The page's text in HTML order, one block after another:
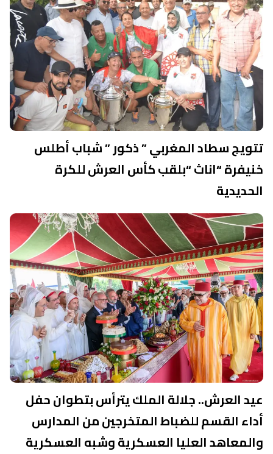
تتويج سطاد المغربي ” ذكور ” شباب أطلس
خنيفرة “اناث “بلقب كأس العرش للكرة
الحديدية
عيد العرش.. جلالة الملك يترأس بتطوان حفل
أداء القسم للضباط المتخرجين من المدارس
والمعاهد العليا العسكرية وشبه العسكرية